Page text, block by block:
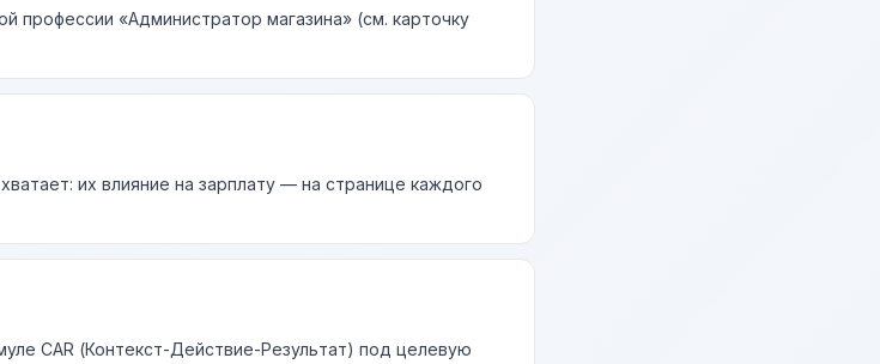
профессии «Администратор магазина» (см. карточку
их влияние на зарплату — на странице каждого
CAR (Контекст-Действие-Результат) под целевую